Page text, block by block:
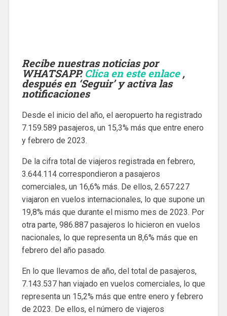
Recibe nuestras noticias por
WHATSAPP. Clica en este enlace,
después en ‘Seguir’ y activa las
notificaciones
Desde el inicio del año, el aeropuerto ha registrado
7.159.589 pasajeros, un 15,3% más que entre enero
y febrero de 2023.
De la cifra total de viajeros registrada en febrero,
3.644.114 correspondieron a pasajeros
comerciales, un 16,6% más. De ellos, 2.657.227
viajaron en vuelos internacionales, lo que supone un
19,8% más que durante el mismo mes de 2023. Por
otra parte, 986.887 pasajeros lo hicieron en vuelos
nacionales, lo que representa un 8,6% más que en
febrero del año pasado.
En lo que llevamos de año, del total de pasajeros,
7.143.537 han viajado en vuelos comerciales, lo que
representa un 15,2% más que entre enero y febrero
de 2023. De ellos, el número de viajeros